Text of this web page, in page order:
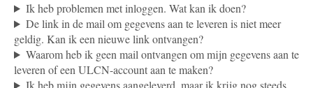
Ik heb problemen met inloggen. Wat kan ik doen?
De link in de mail om gegevens aan te leveren is niet meer
geldig. Kan ik een nieuwe link ontvangen?
Waarom heb ik geen mail ontvangen om mijn gegevens aan te
leveren of een ULCN-account aan te maken?
Ik heb mijn gegevens aangeleverd, maar ik krijg nog steeds